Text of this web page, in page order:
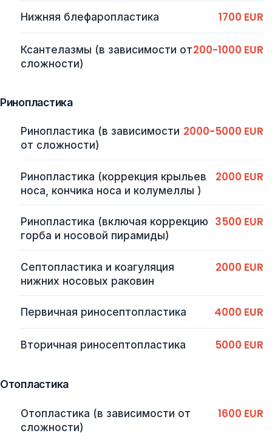
Нижняя блефаропластика 1700 EUR
Ксантелазмы (в зависимости от
сложности)
200-1000 EUR
Ринопластика
Ринопластика (в зависимости
от сложности)
2000-5000 EUR
Ринопластика (коррекция крыльев
носа, кончика носа и колумеллы )
2000 EUR
Ринопластика (включая коррекцию
горба и носовой пирамиды)
3500 EUR
Септопластика и коагуляция
нижних носовых раковин
2000 EUR
Первичная риносептопластика 4000 EUR
Вторичная риносептопластика 5000 EUR
Отопластика
Отопластика (в зависимости от
сложности)
1600 EUR